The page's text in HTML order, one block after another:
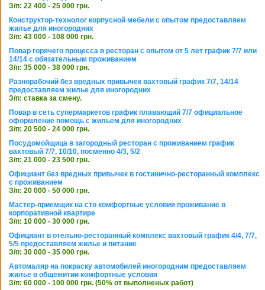
З/п: 22 400 - 25 000 грн.
Конструктор-технолог корпусной мебели с опытом предоставляем
жилье для иногородних
З/п: 43 000 - 108 000 грн.
Повар горячего процесса в ресторан с опытом от 5 лет график 7/7 или
14/14 с обязательным проживанием
З/п: 35 000 - 38 000 грн.
Разнорабочий без вредных привычек вахтовый график 7/7, 14/14
предоставляем жилье для иногородних
З/п: ставка за смену.
Повар в сеть супермаркетов график плавающий 7/7 официальное
оформление помощь с жильем для иногородних
З/п: 20 500 - 24 000 грн.
Посудомойщица в загородный ресторан с проживанием график
вахтовый 7/7, 10/10, посменно 4/3, 5/2
З/п: 21 000 - 23 500 грн.
Официант без вредных привычек в гостинично-ресторанный комплекс
с проживанием
З/п: 20 000 - 50 000 грн.
Мастер-приемщик на сто комфортные условия проживание в
корпоративной квартире
З/п: 10 000 - 30 000 грн.
Официант в отельно-ресторанный комплекс вахтовый график 4/4, 7/7,
5/5 предоставляем жилье и питание
З/п: 30 000 - 35 000 грн.
Автомаляр на покраску автомобилей иногородним предоставляем
жилье в общежитии комфортные условия
З/п: 60 000 - 100 000 грн. (50% от выполненых работ)